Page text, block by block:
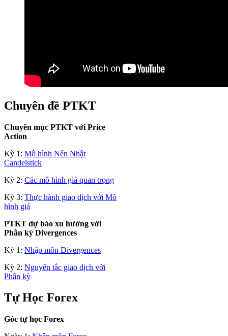
Chuyên đề PTKT
Chuyên mục PTKT với Price
Action
Kỳ 1: Mô hình Nến Nhật
Candelstick
Kỳ 2: Các mô hình giá quan trọng
Kỳ 3: Thực hành giao dịch với Mô
hình giá
PTKT dự báo xu hướng với
Phân kỳ Divergences
Kỳ 1: Nhập môn Divergences
Kỳ 2: Nguyên tắc giao dịch với
Phân kỳ
Tự Học Forex
Góc tự học Forex